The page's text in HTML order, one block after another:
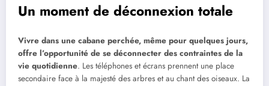
Un moment de déconnexion totale
Vivre dans une cabane perchée, même pour quelques jours,
offre l’opportunité de se déconnecter des contraintes de la
vie quotidienne. Les téléphones et écrans prennent une place
secondaire face à la majesté des arbres et au chant des oiseaux. La